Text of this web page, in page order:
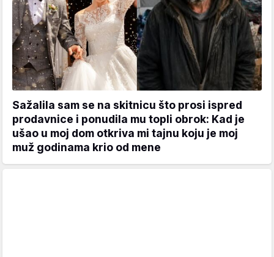
Sažalila sam se na skitnicu što prosi ispred
prodavnice i ponudila mu topli obrok: Kad je
ušao u moj dom otkriva mi tajnu koju je moj
muž godinama krio od mene